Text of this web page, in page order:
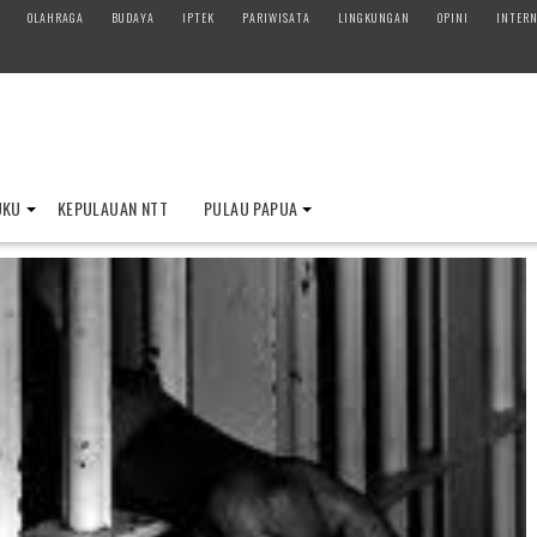
OLAHRAGA BUDAYA IPTEK PARIWISATA LINGKUNGAN OPINI
KEPULAUAN NTT PULAU PAPUA